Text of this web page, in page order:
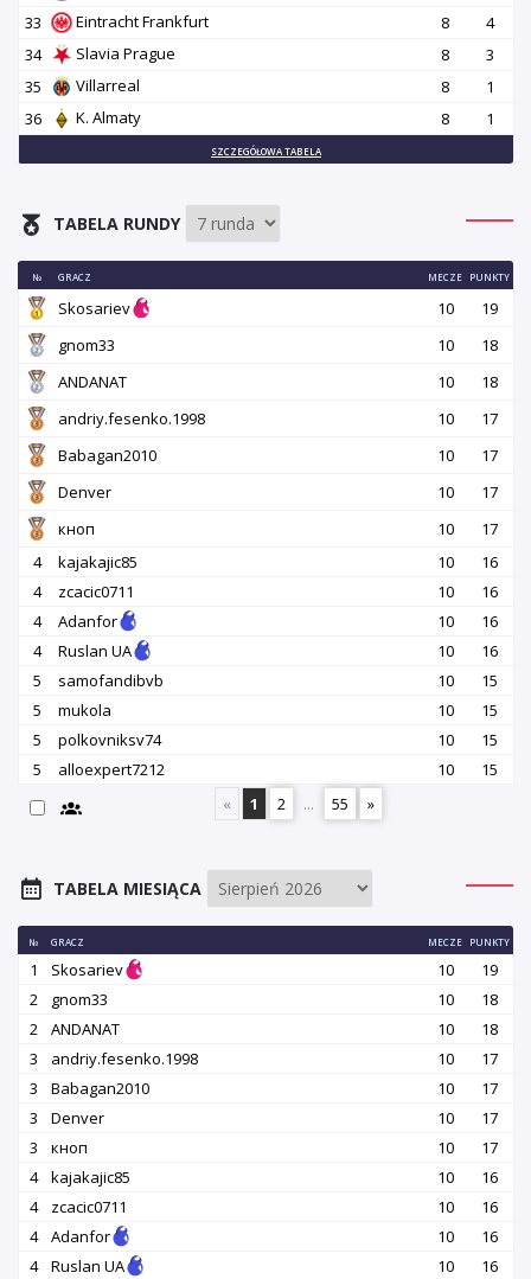
33
Eintracht Frankfurt 8
4
34
Slavia Prague 8
3
35
Villarreal 8
1
36
K. Almaty 8 1
SZCZEGÓŁOWA TABELA
TABELA RUNDY
№ GRACZ MECZE PUNKTY
Skosariev 10
19
gnom33
10
18
ANDANAT
10
18
andriy.fesenko.1998
10
17
Babagan2010
10
17
Denver
10
17
кноп
10
17
4
kajakajic85 10
16
4
zcacic0711 10
16
4
Adanfor 10
16
4
Ruslan UA 10
16
5
samofandibvb 10
15
5
mukola 10
15
5
polkovniksv74 10
15
5
alloexpert7212 10
15
«
1 2 ... 55 »
TABELA MIESIĄCA
№ GRACZ MECZE PUNKTY
1 Skosariev 10
19
2
gnom33 10
18
2
ANDANAT 10
18
3
andriy.fesenko.1998 10
17
3
Babagan2010 10
17
3
Denver 10
17
3
кноп 10
17
4
kajakajic85 10
16
4
zcacic0711 10
16
4
Adanfor 10
16
4
Ruslan UA 10
16